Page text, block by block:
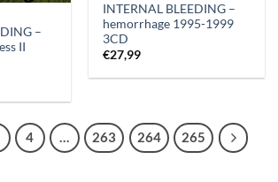
–
II
INTERNAL BLEEDING –
hemorrhage 1995-1999
3CD
€27,99
4 … 263 264 265